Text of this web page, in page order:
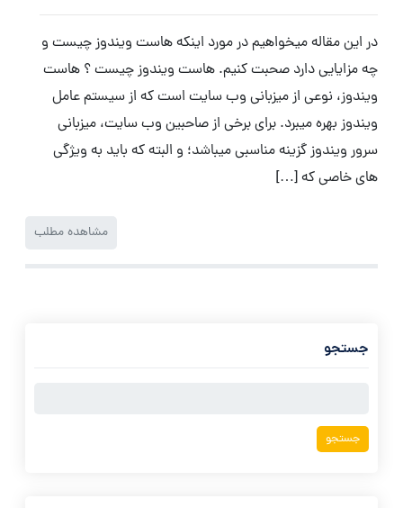
در این مقاله میخواهیم در مورد اینکه هاست ویندوز چیست و
چه مزایایی دارد صحبت کنیم. هاست ویندوز چیست ؟ هاست
ویندوز، نوعی از میزبانی وب سایت است که از سیستم عامل
ویندوز بهره میبرد. برای برخی از صاحبین وب سایت، میزبانی
سرور ویندوز گزینه مناسبی میباشد؛ و البته که باید به ویژگی
های خاصی که […]
مشاهده مطلب
جستجو